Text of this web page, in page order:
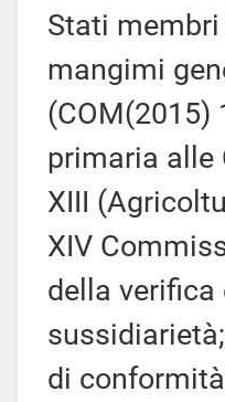
Stati
mangimi
(COM(2015)
primaria alle
XIII
XIV
della
di